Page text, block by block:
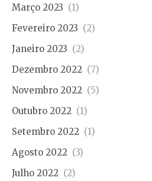
Março 2023 (1)
Fevereiro 2023 (2)
Janeiro 2023 (2)
Dezembro 2022 (7)
Novembro 2022 (5)
Outubro 2022 (1)
Setembro 2022 (1)
Agosto 2022 (3)
Julho 2022 (2)